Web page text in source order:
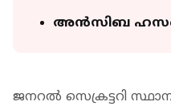
അൻസിബ
ജനറൽ സെക്രട്ടറി